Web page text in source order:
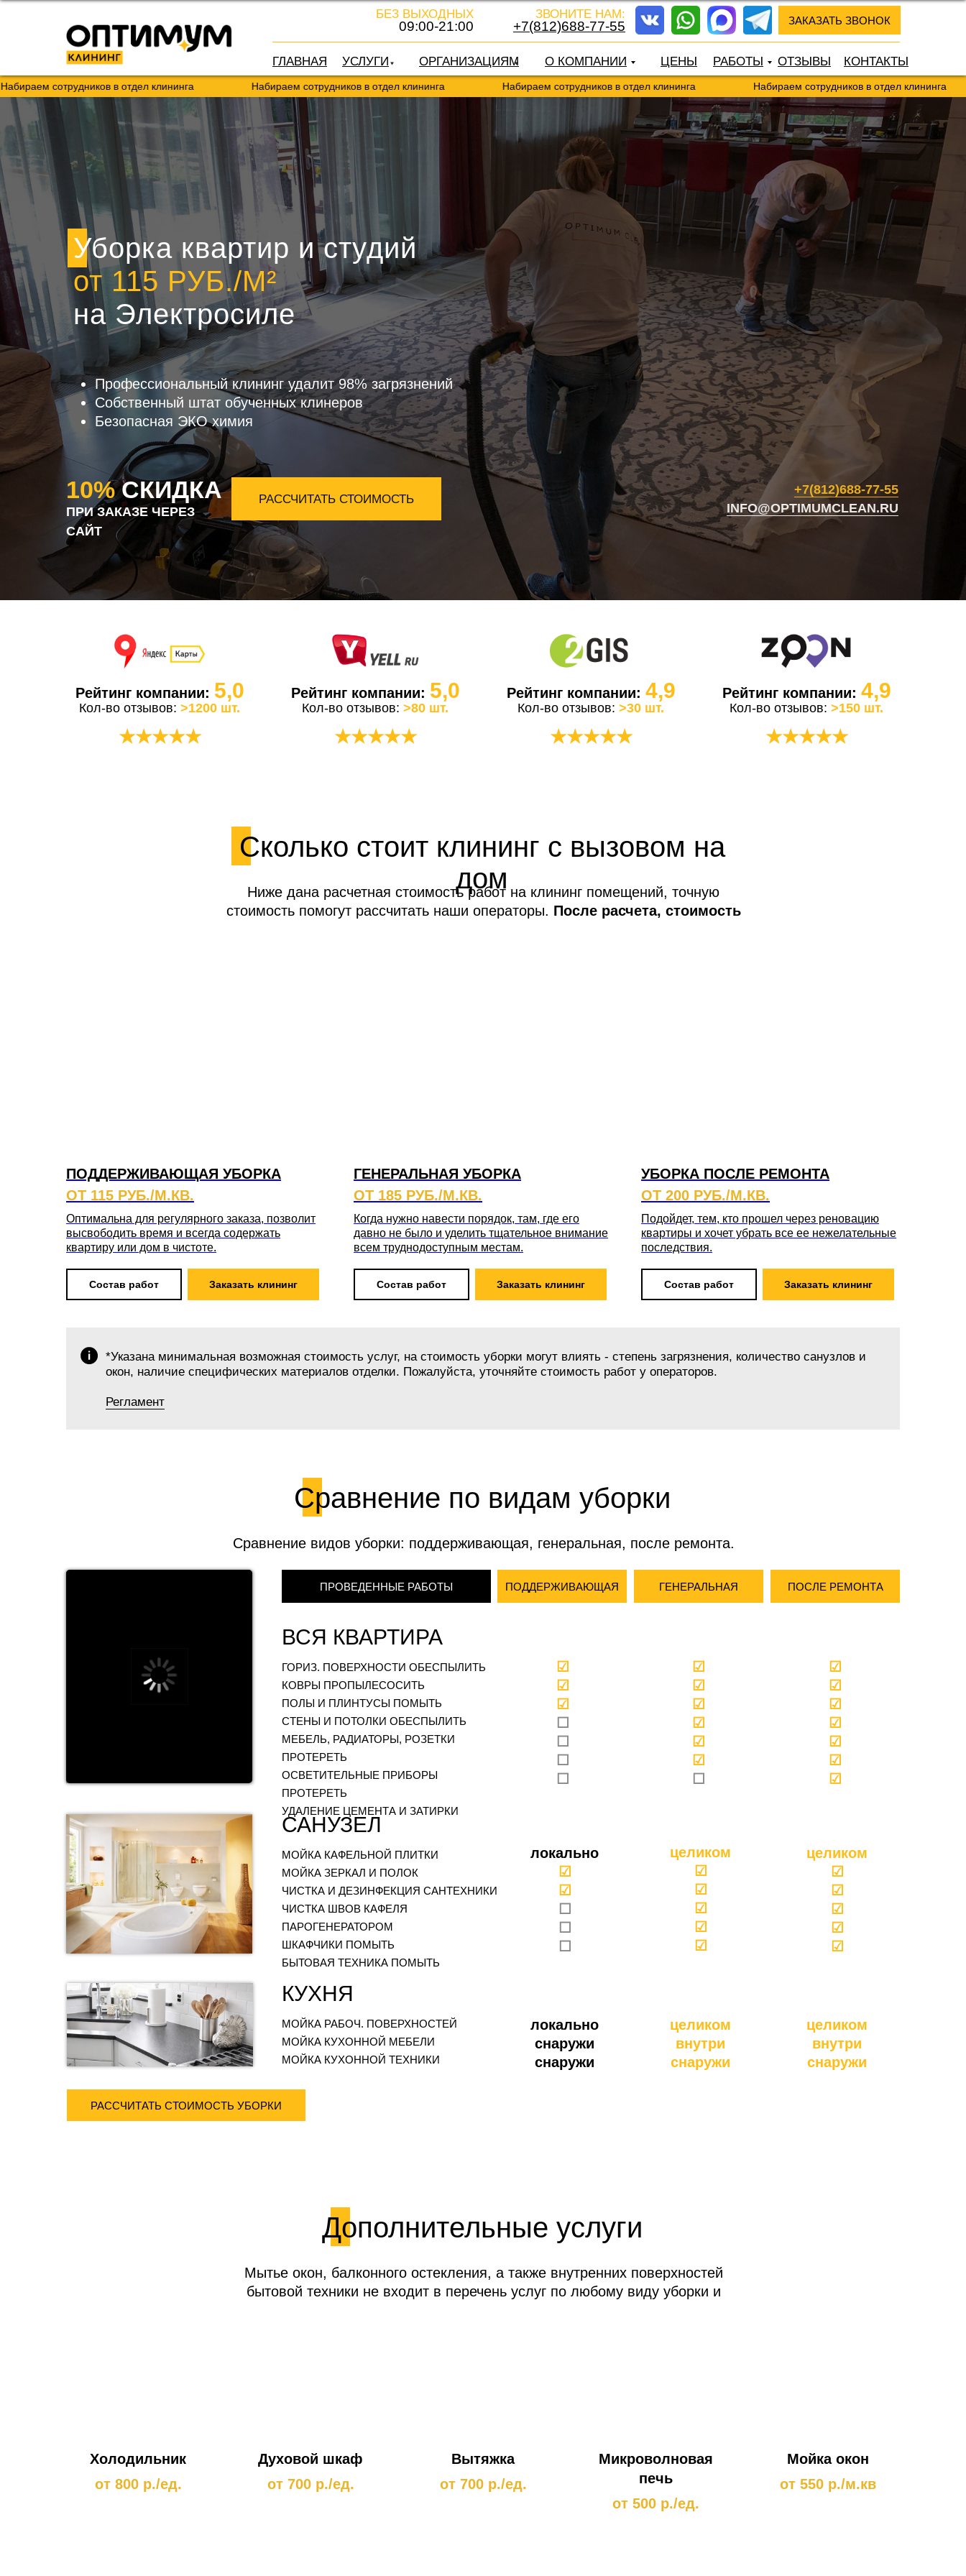
УСЛУГИ
ЗАКАЗАТЬ ЗВОНОК
ГЛАВНАЯ ОРГАНИЗАЦИЯМ ЦЕНЫ РАБОТЫ КОНТАКТЫ
О КОМПАНИИ ОТЗЫВЫ
ЗВОНИТЕ НАМ:
+7(812)688-77-55
БЕЗ ВЫХОДНЫХ
09:00-21:00
сотрудников в отдел клининга Набираем сотрудников в отдел клининга Набираем сотрудников в отдел клининга Набираем сотрудников в отдел клининга
РАССЧИТАТЬ СТОИМОСТЬ
ПРИ ЗАКАЗЕ ЧЕРЕЗ
САЙТ
Профессиональный клининг удалит 98% загрязнений
Собственный штат обученных клинеров
Безопасная ЭКО химия
10%СКИДКА
+7(812)688-77-55
INFO@OPTIMUMCLEAN.RU
Уборка квартир и студий
от 115 РУБ./М²
на Электросиле
Рейтинг компании: 5,0
Кол-во отзывов: >1200 шт.
★★★★★
Рейтинг компании: 5,0
Кол-во отзывов: >80 шт.
★★★★★
Рейтинг компании: 4,9
Кол-во отзывов: >30 шт.
★★★★★
Рейтинг компании: 4,9
Кол-во отзывов: >150 шт.
★★★★★
Сколько стоит клининг с вызовом на
дом
Ниже дана расчетная стоимость работ на клининг помещений, точную
стоимость помогут рассчитать наши операторы. После расчета, стоимость
ПОДДЕРЖИВАЮЩАЯ УБОРКА
ОТ 115 РУБ./М.КВ.
Оптимальна для регулярного заказа, позволит
высвободить время и всегда содержать
квартиру или дом в чистоте.
Состав работ Заказать клининг
ГЕНЕРАЛЬНАЯ УБОРКА
ОТ 185 РУБ./М.КВ.
Когда нужно навести порядок, там, где его
давно не было и уделить тщательное внимание
всем труднодоступным местам.
Состав работ Заказать клининг
УБОРКА ПОСЛЕ РЕМОНТА
ОТ 200 РУБ./М.КВ.
Подойдет, тем, кто прошел через реновацию
квартиры и хочет убрать все ее нежелательные
последствия.
Состав работ Заказать клининг
*Указана минимальная возможная стоимость услуг, на стоимость уборки могут влиять - степень загрязнения, количество санузлов и
окон, наличие специфических материалов отделки. Пожалуйста, уточняйте стоимость работ у операторов.
Регламент
Сравнение по видам уборки
Сравнение видов уборки: поддерживающая, генеральная, после ремонта.
ГОРИЗ. ПОВЕРХНОСТИ ОБЕСПЫЛИТЬ
КОВРЫ ПРОПЫЛЕСОСИТЬ
ПОЛЫ И ПЛИНТУСЫ ПОМЫТЬ
СТЕНЫ И ПОТОЛКИ ОБЕСПЫЛИТЬ
МЕБЕЛЬ, РАДИАТОРЫ, РОЗЕТКИ
ПРОТЕРЕТЬ
ОСВЕТИТЕЛЬНЫЕ ПРИБОРЫ
ПРОТЕРЕТЬ
УДАЛЕНИЕ ЦЕМЕНТА И ЗАТИРКИ
ВСЯ КВАРТИРА
☑
☑
☑
☐
☐
☐
☐
МОЙКА КАФЕЛЬНОЙ ПЛИТКИ
МОЙКА ЗЕРКАЛ И ПОЛОК
ЧИСТКА И ДЕЗИНФЕКЦИЯ САНТЕХНИКИ
ЧИСТКА ШВОВ КАФЕЛЯ
ПАРОГЕНЕРАТОРОМ
ШКАФЧИКИ ПОМЫТЬ
БЫТОВАЯ ТЕХНИКА ПОМЫТЬ
САНУЗЕЛ
локально
☑
☑
☐
☐
☐
МОЙКА РАБОЧ. ПОВЕРХНОСТЕЙ
МОЙКА КУХОННОЙ МЕБЕЛИ
МОЙКА КУХОННОЙ ТЕХНИКИ
КУХНЯ
локально
снаружи
снаружи
ПРОВЕДЕННЫЕ РАБОТЫ ПОДДЕРЖИВАЮЩАЯ ГЕНЕРАЛЬНАЯ ПОСЛЕ РЕМОНТА
☑
☑
☑
☑
☑
☑
☐
целиком
☑
☑
☑
☑
☑
целиком
внутри
снаружи
☑
☑
☑
☑
☑
☑
☑
целиком
☑
☑
☑
☑
☑
целиком
внутри
снаружи
РАССЧИТАТЬ СТОИМОСТЬ УБОРКИ
Дополнительные услуги
Мытье окон, балконного остекления, а также внутренних поверхностей
бытовой техники не входит в перечень услуг по любому виду уборки и
Холодильник
от 800 р./ед.
Духовой шкаф
от 700 р./ед.
Вытяжка
от 700 р./ед.
Микроволновая
печь
от 500 р./ед.
Мойка окон
от 550 р./м.кв